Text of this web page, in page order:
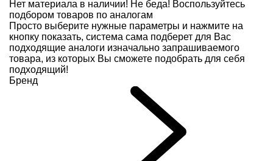
Нет материала в наличии! Не беда! Воспользуйтесь
подбором товаров по аналогам
Просто выберите нужные параметры и нажмите на
кнопку показать, система сама подберет для Вас
подходящие аналоги изначально запрашиваемого
товара, из которых Вы сможете подобрать для себя
подходящий!
Бренд